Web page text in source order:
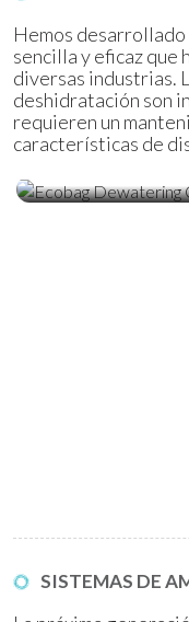
Hemos
sencilla y eficaz que
diversas industrias.
deshidratación son
requieren un
características de
Contenedores
SISTEMAS DE